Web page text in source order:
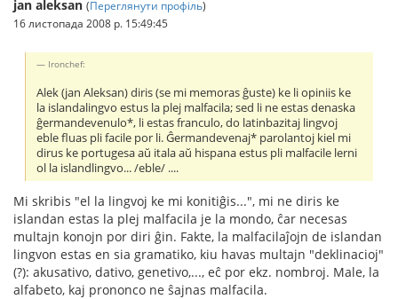
jan aleksan (Переглянути профіль)
16 листопада 2008 р. 15:49:45
Ironchef:
Alek (jan Aleksan) diris (se mi memoras ĝuste) ke li opiniis ke
la islandalingvo estus la plej malfacila; sed li ne estas denaska
ĝermandevenulo*, li estas franculo, do latinbazitaj lingvoj
eble fluas pli facile por li. Ĝermandevenaj* parolantoj kiel mi
dirus ke portugesa aŭ itala aŭ hispana estus pli malfacile lerni
ol la islandlingvo... /eble/ ....
Mi skribis "el la lingvoj ke mi konitiĝis...", mi ne diris ke
islandan estas la plej malfacila je la mondo, ĉar necesas
multajn konojn por diri ĝin. Fakte, la malfacilaĵojn de islandan
lingvon estas en sia gramatiko, kiu havas multajn "deklinacioj"
(?): akusativo, dativo, genetivo,..., eĉ por ekz. nombroj. Male, la
alfabeto, kaj prononco ne ŝajnas malfacila.